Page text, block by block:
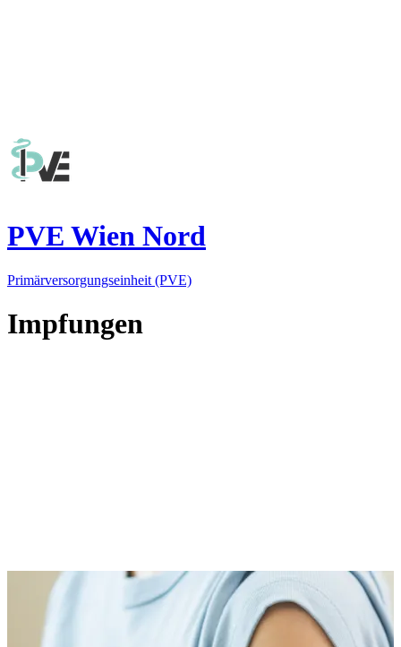
PVE Wien Nord
Primärversorgungseinheit (PVE)
Impfungen